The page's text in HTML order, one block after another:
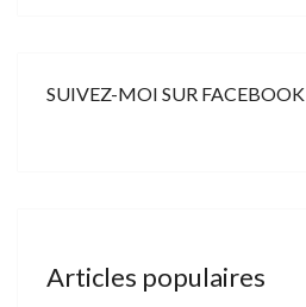
SUIVEZ-MOI SUR FACEBOOK
Articles populaires